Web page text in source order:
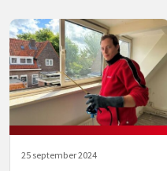
25 september 2024